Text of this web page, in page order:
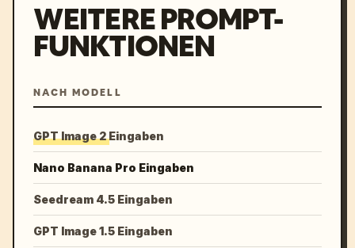
WEITERE PROMPT-
FUNKTIONEN
NACH MODELL
GPT Image 2 Eingaben
Nano Banana Pro Eingaben
Seedream 4.5 Eingaben
GPT Image 1.5 Eingaben